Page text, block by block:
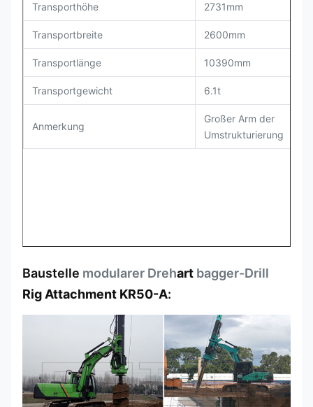
Transporthöhe 2731mm
Transportbreite 2600mm
Transportlänge 10390mm
Transportgewicht 6.1t
Anmerkung
Großer Arm der
Umstrukturierung
Baustelle modularer Drehart bagger-Drill
Rig Attachment KR50-A: